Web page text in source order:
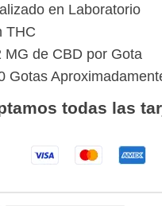
en Laboratorio
THC
MG de CBD por Gota​
Gotas
todas las